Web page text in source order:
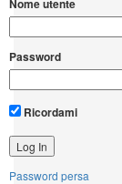
Nome utente
Password
Ricordami
Password persa